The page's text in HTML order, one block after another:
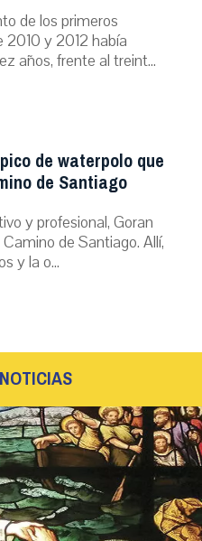
de los primeros
y 2012 había
años, frente al treint...
de waterpolo que
de Santiago
y profesional, Goran
de Santiago. Allí,
y la o...